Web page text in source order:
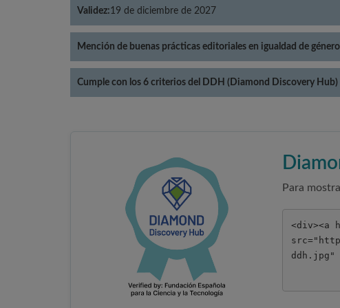
Validez:19 de diciembre de 2027
Mención de buenas prácticas editoriales en igualdad de género
Cumple con los 6 criterios del DDH (Diamond Discovery Hub)
Para